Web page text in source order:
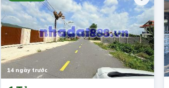
14 ngày trước